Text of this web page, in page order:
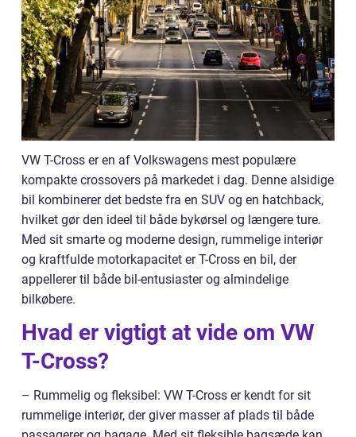
VW T-Cross er en af Volkswagens mest populære
kompakte crossovers på markedet i dag. Denne alsidige
bil kombinerer det bedste fra en SUV og en hatchback,
hvilket gør den ideel til både bykørsel og længere ture.
Med sit smarte og moderne design, rummelige interiør
og kraftfulde motorkapacitet er T-Cross en bil, der
appellerer til både bil-entusiaster og almindelige
bilkøbere.
Hvad er vigtigt at vide om VW
T-Cross?
– Rummelig og fleksibel: VW T-Cross er kendt for sit
rummelige interiør, der giver masser af plads til både